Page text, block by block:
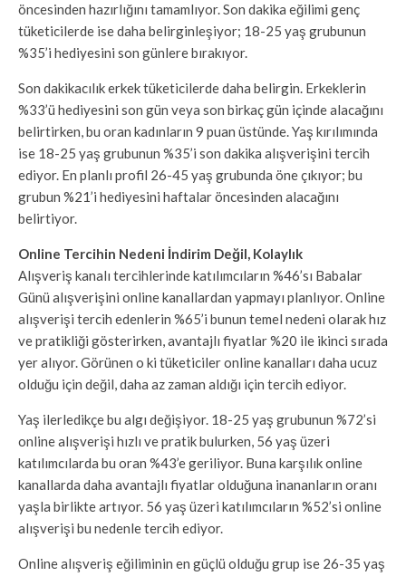
öncesinden hazırlığını tamamlıyor. Son dakika eğilimi genç
tüketicilerde ise daha belirginleşiyor; 18-25 yaş grubunun
%35’i hediyesini son günlere bırakıyor.
Son dakikacılık erkek tüketicilerde daha belirgin. Erkeklerin
%33’ü hediyesini son gün veya son birkaç gün içinde alacağını
belirtirken, bu oran kadınların 9 puan üstünde. Yaş kırılımında
ise 18-25 yaş grubunun %35’i son dakika alışverişini tercih
ediyor. En planlı profil 26-45 yaş grubunda öne çıkıyor; bu
grubun %21’i hediyesini haftalar öncesinden alacağını
belirtiyor.
Online Tercihin Nedeni İndirim Değil, Kolaylık
Alışveriş kanalı tercihlerinde katılımcıların %46’sı Babalar
Günü alışverişini online kanallardan yapmayı planlıyor. Online
alışverişi tercih edenlerin %65’i bunun temel nedeni olarak hız
ve pratikliği gösterirken, avantajlı fiyatlar %20 ile ikinci sırada
yer alıyor. Görünen o ki tüketiciler online kanalları daha ucuz
olduğu için değil, daha az zaman aldığı için tercih ediyor.
Yaş ilerledikçe bu algı değişiyor. 18-25 yaş grubunun %72’si
online alışverişi hızlı ve pratik bulurken, 56 yaş üzeri
katılımcılarda bu oran %43’e geriliyor. Buna karşılık online
kanallarda daha avantajlı fiyatlar olduğuna inananların oranı
yaşla birlikte artıyor. 56 yaş üzeri katılımcıların %52’si online
alışverişi bu nedenle tercih ediyor.
Online alışveriş eğiliminin en güçlü olduğu grup ise 26-35 yaş